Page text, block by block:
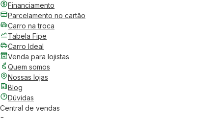
Financiamento
Parcelamento no cartão
Carro na troca
Tabela Fipe
Carro Ideal
Venda para lojistas
Quem somos
Nossas lojas
Blog
Dúvidas
Central de vendas